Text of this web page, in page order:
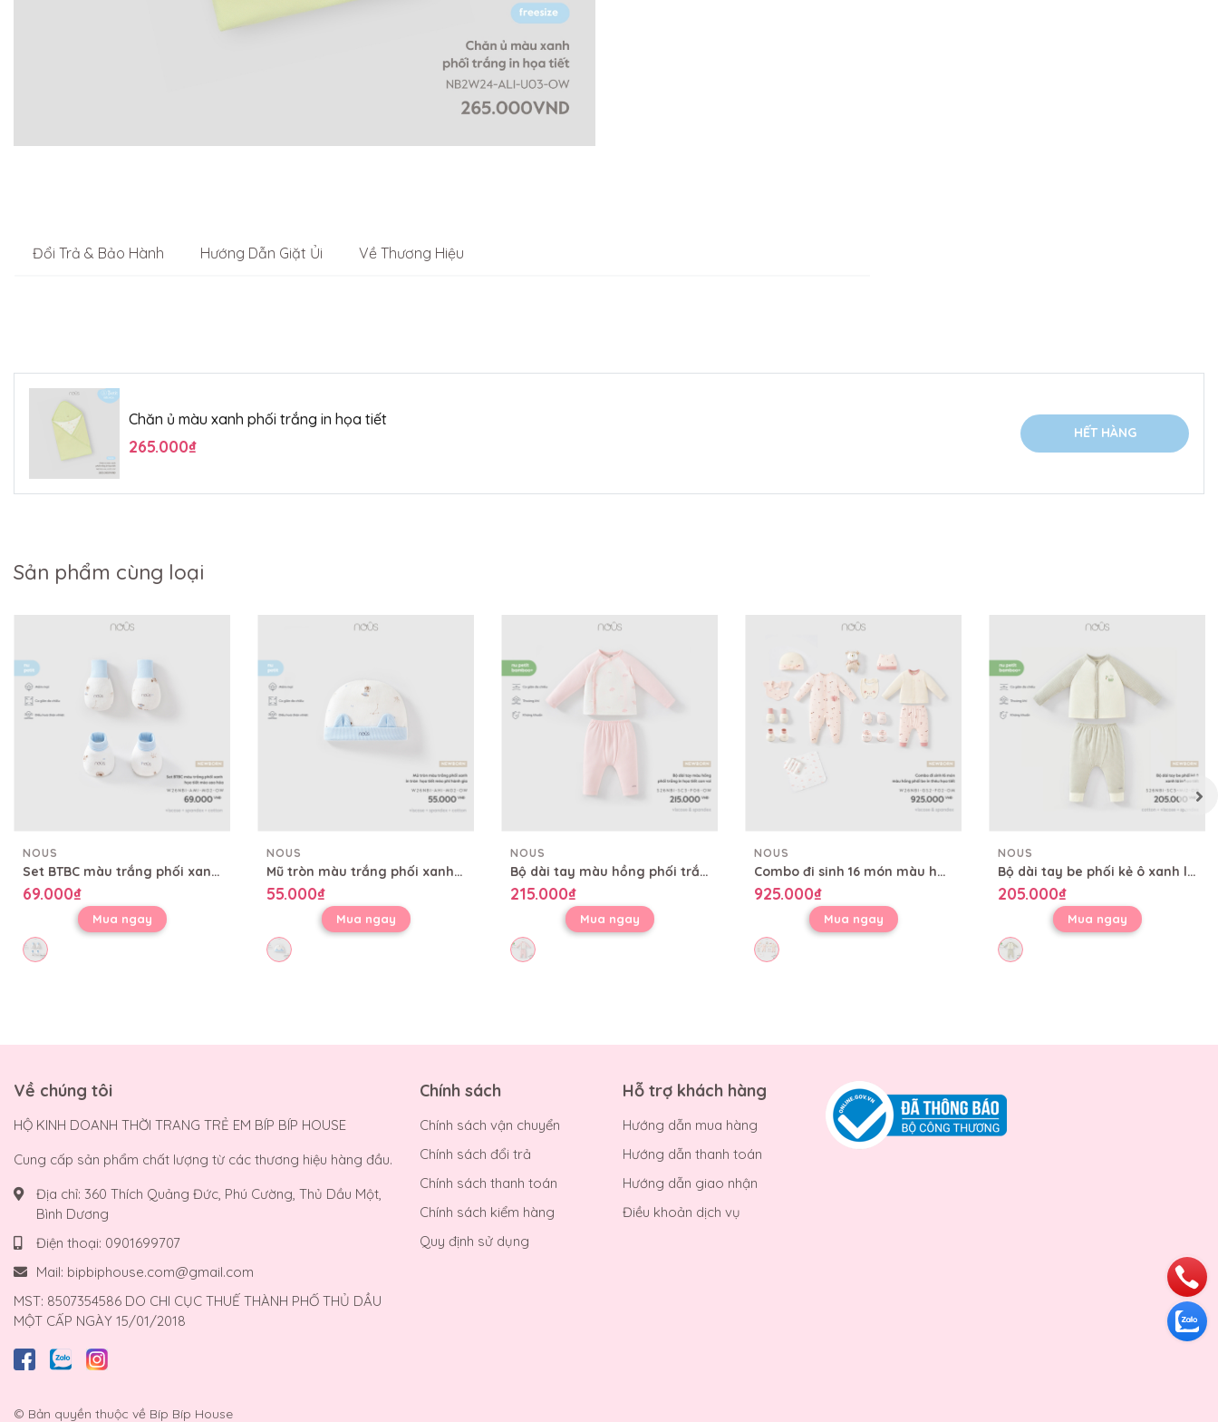
Đổi Trả & Bảo Hành Hướng Dẫn Giặt Ủi Về Thương Hiệu
Chăn ủ màu xanh phối trắng in họa tiết
265.000₫
HẾT HÀNG
Sản phẩm cùng loại
NOUS
Set BTBC màu trắng phối xanh họa tiết mèo sao hỏa
69.000₫
Mua ngay
NOUS
Mũ tròn màu trắng phối xanh in tràn họa tiết mèo phi hành gia
55.000₫
Mua ngay
NOUS
Bộ dài tay màu hồng phối trắng in họa tiết con voi
215.000₫
Mua ngay
NOUS
Combo đi sinh 16 món màu hồng phối be in thêu họa tiết
925.000₫
Mua ngay
NOUS
Bộ dài tay be phối kẻ ô xanh lá in họa tiết
205.000₫
Mua ngay
Về chúng tôi
HỘ KINH DOANH THỜI TRANG TRẺ EM BÍP BÍP HOUSE
Cung cấp sản phẩm chất lượng từ các thương hiệu hàng đầu.
Địa chỉ: 360 Thích Quảng Đức, Phú Cường, Thủ Dầu Một,
Bình Dương
Điện thoại: 0901699707
Mail: bipbiphouse.com@gmail.com
MST: 8507354586 DO CHI CỤC THUẾ THÀNH PHỐ THỦ DẦU
MỘT CẤP NGÀY 15/01/2018
Chính sách
Chính sách vận chuyển
Chính sách đổi trả
Chính sách thanh toán
Chính sách kiểm hàng
Quy định sử dụng
Hỗ trợ khách hàng
Hướng dẫn mua hàng
Hướng dẫn thanh toán
Hướng dẫn giao nhận
Điều khoản dịch vụ
© Bản quyền thuộc về Bíp Bíp House